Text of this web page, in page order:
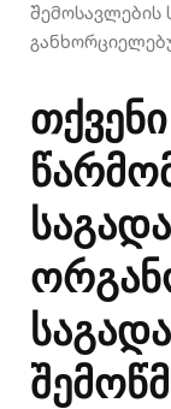
შემოსავლების